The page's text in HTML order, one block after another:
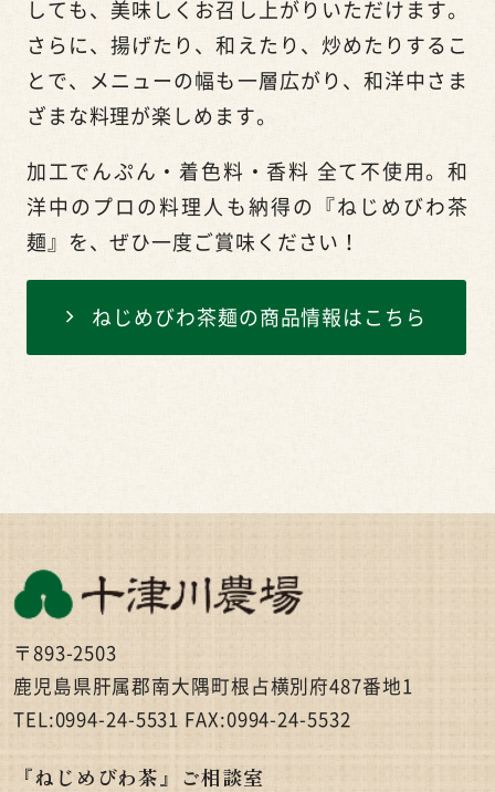
しても、美味しくお召し上がりいただけます。
さらに、揚げたり、和えたり、炒めたりするこ
とで、メニューの幅も一層広がり、和洋中さま
ざまな料理が楽しめます。
加工でんぷん・着色料・香料 全て不使用。和
洋中のプロの料理人も納得の『ねじめびわ茶
麺』を、ぜひ一度ご賞味ください！
ねじめびわ茶麺の商品情報はこちら
〒893-2503
鹿児島県肝属郡南大隅町根占横別府487番地1
TEL:0994-24-5531 FAX:0994-24-5532
『ねじめびわ茶』ご相談室